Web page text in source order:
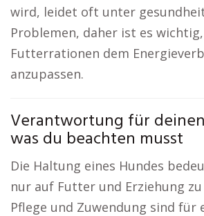
wird, leidet oft unter
Problemen, daher ist es
Futterrationen dem
anzupassen.
Verantwortung für
was du beachten musst
Die Haltung eines Hundes
nur auf Futter und Erziehung
Pflege und Zuwendung sind für